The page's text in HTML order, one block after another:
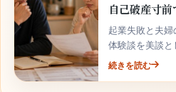
自己破産寸
起業失敗と夫婦
体験談を美談と
く、自分の家庭
続きを読む